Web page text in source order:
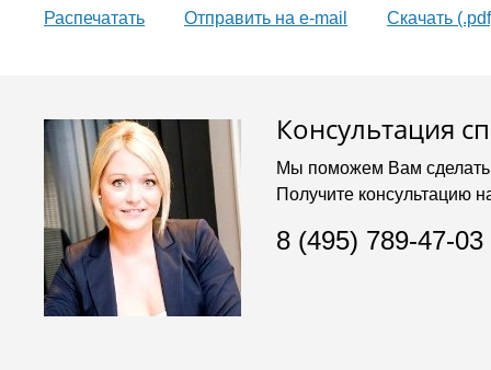
Распечатать Oтправить на e-mail Скачать
Консультация
Мы поможем Вам
Получите консультацию
8 (495) 789-47-03